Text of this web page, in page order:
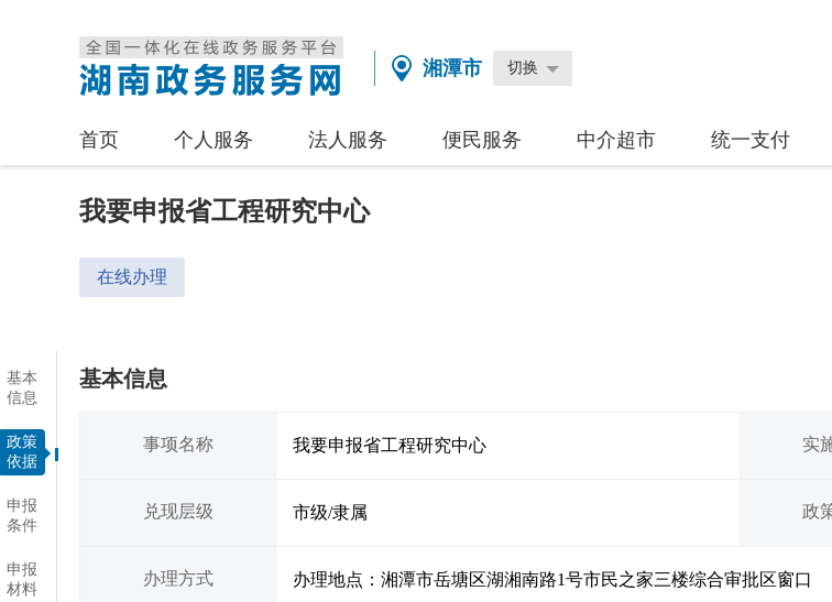
湘潭市 切换
首页 个人服务 法人服务 便民服务 中介超市 统一支付
我要申报省工程研究中心
在线办理
基本
信息
政策
依据
申报
条件
申报
材料
基本信息
事项名称 我要申报省工程研究中心 实
兑现层级 市级/隶属 政
办理方式 办理地点：湘潭市岳塘区湖湘南路1号市民之家三楼综合审批区窗口